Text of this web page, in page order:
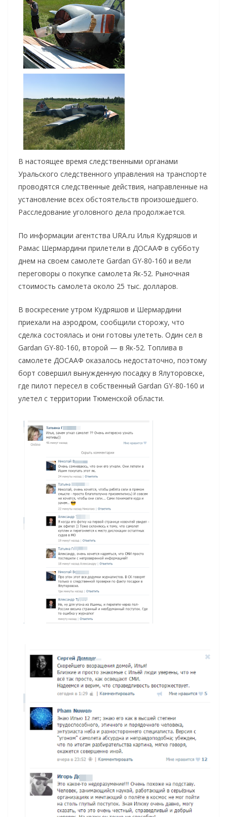
В настоящее время следственными органами
Уральского следственного управления на транспорте
проводятся следственные действия, направленные на
установление всех обстоятельств произошедшего.
Расследование уголовного дела продолжается.
По информации агентства URA.ru Илья Кудряшов и
Рамас Шермардини прилетели в ДОСААФ в субботу
днем на своем самолете Gardan GY-80-160 и вели
переговоры о покупке самолета Як-52. Рыночная
стоимость самолета около 25 тыс. долларов.
В воскресение утром Кудряшов и Шермардини
приехали на аэродром, сообщили сторожу, что
сделка состоялась и они готовы улететь. Один сел в
Gardan GY-80-160, второй — в Як-52. Топлива в
самолете ДОСААФ оказалось недостаточно, поэтому
борт совершил вынужденную посадку в Ялуторовске,
где пилот пересел в собственный Gardan GY-80-160 и
улетел с территории Тюменской области.